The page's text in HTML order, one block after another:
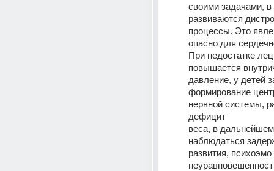
своими задачами, в
развиваются
процессы. Это
опасно для
При недостатке
повышается
давление, у детей
формирование
нервной системы,
дефицит
веса, в
наблюдаться
развития,